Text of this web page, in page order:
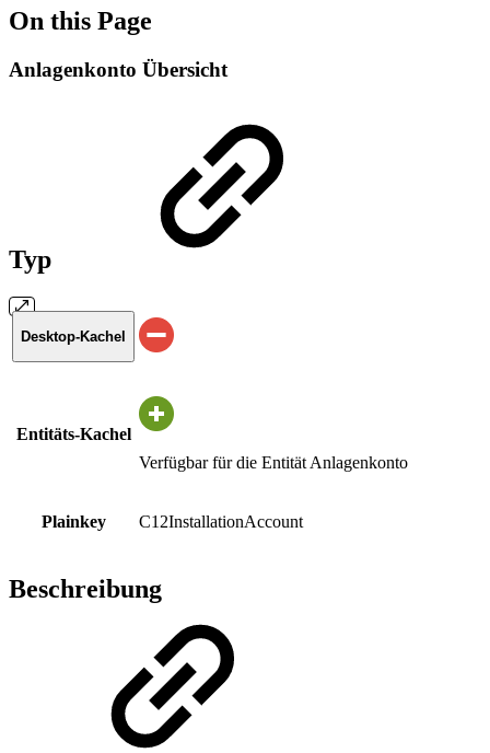
On this Page
Anlagenkonto Übersicht
Typ
Desktop-Kachel
Entitäts-Kachel
Verfügbar für die Entität Anlagenkonto
Plainkey C12InstallationAccount
Beschreibung